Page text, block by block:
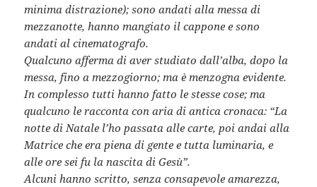
minima distrazione); sono andati alla messa di
mezzanotte, hanno mangiato il cappone e sono
andati al cinematografo.
Qualcuno afferma di aver studiato dall’alba, dopo la
messa, fino a mezzogiorno; ma è menzogna evidente.
In complesso tutti hanno fatto le stesse cose; ma
qualcuno le racconta con aria di antica cronaca: “La
notte di Natale l’ho passata alle carte, poi andai alla
Matrice che era piena di gente e tutta luminaria, e
alle ore sei fu la nascita di Gesù”.
Alcuni hanno scritto, senza consapevole amarezza,